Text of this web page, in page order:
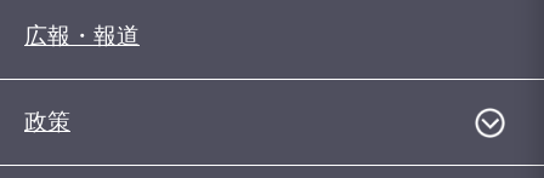
広報・報道
政策